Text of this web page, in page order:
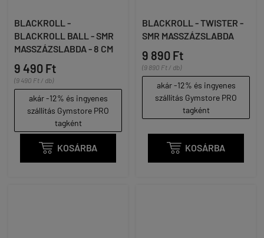
BLACKROLL -
BLACKROLL BALL - SMR
MASSZÁZSLABDA - 8 CM
9 490 Ft
(9 490 Ft / db)
akár -12% és ingyenes
szállítás Gymstore PRO
tagként
 KOSÁRBA
BLACKROLL - TWISTER -
SMR MASSZÁZSLABDA
9 890 Ft
(9 890 Ft / db)
akár -12% és ingyenes
szállítás Gymstore PRO
tagként
 KOSÁRBA